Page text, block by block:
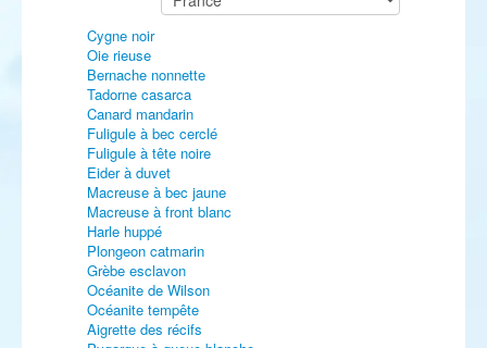
Cygne noir
Oie rieuse
Bernache nonnette
Tadorne casarca
Canard mandarin
Fuligule à bec cerclé
Fuligule à tête noire
Eider à duvet
Macreuse à bec jaune
Macreuse à front blanc
Harle huppé
Plongeon catmarin
Grèbe esclavon
Océanite de Wilson
Océanite tempête
Aigrette des récifs